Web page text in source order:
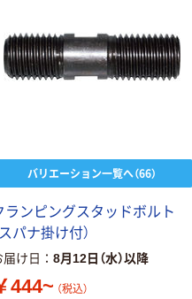
バリエーション一覧へ（66）
ランピングスタッドボルト
スパナ掛け付）
届け日 8月12日（水）以降
444~ （税込）
モッ
ケ
（税込）
絞り
（税込）